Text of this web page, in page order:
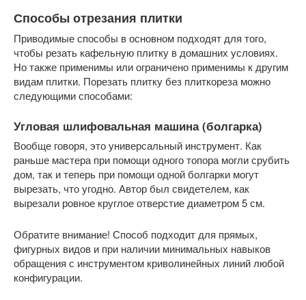
Способы отрезания плитки
Приводимые способы в основном подходят для того,
чтобы резать кафельную плитку в домашних условиях.
Но также применимы или ограничено применимы к другим
видам плитки. Порезать плитку без плиткореза можно
следующими способами:
Угловая шлифовальная машина (болгарка)
Вообще говоря, это универсальный инструмент. Как
раньше мастера при помощи одного топора могли срубить
дом, так и теперь при помощи одной болгарки могут
вырезать, что угодно. Автор был свидетелем, как
вырезали ровное круглое отверстие диаметром 5 см.
Обратите внимание! Способ подходит для прямых,
фигурных видов и при наличии минимальных навыков
обращения с инструментом криволинейных линий любой
конфигурации.